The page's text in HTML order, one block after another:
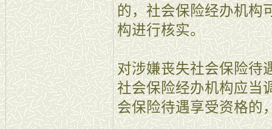
的，社会保险经办机构
构进行核实。
对涉嫌丧失社会保险待
社会保险经办机构应当
会保险待遇享受资格的